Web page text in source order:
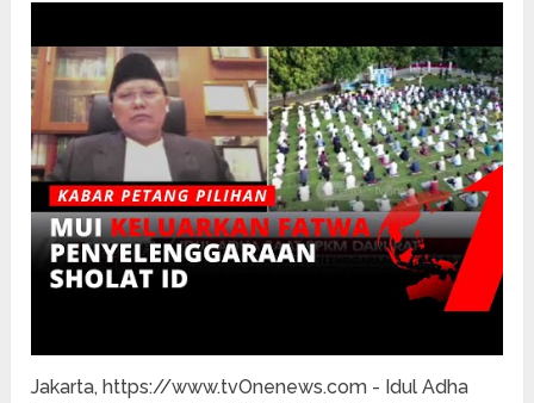
Jakarta, https://www.tvOnenews.com - Idul Adha